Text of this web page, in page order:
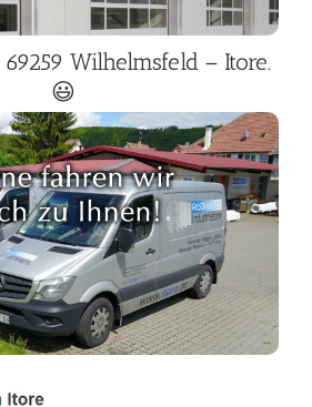
69259 Wilhelmsfeld – Itore.
😃